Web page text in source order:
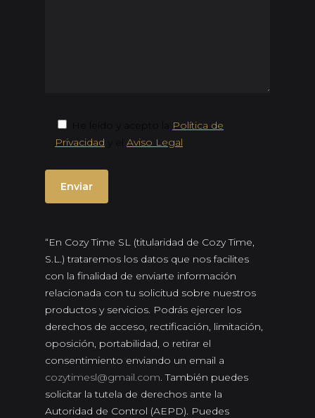
He leído y acepto la
Política de
Privacidad y elAviso Legal
“En Cozy Time SL (titularidad de Cozy Time,
S.L.) trataremos los datos que nos facilites
con la finalidad de enviarte información
relacionada con tu solicitud sobre nuestros
productos y servicios. Podrás ejercer los
derechos de acceso, rectificación, limitación,
oposición, portabilidad, o retirar el
consentimiento enviando un email a
cozytimesl@gmail.com . También puedes
solicitar la tutela de derechos ante la
Autoridad de Control (AEPD). Puedes